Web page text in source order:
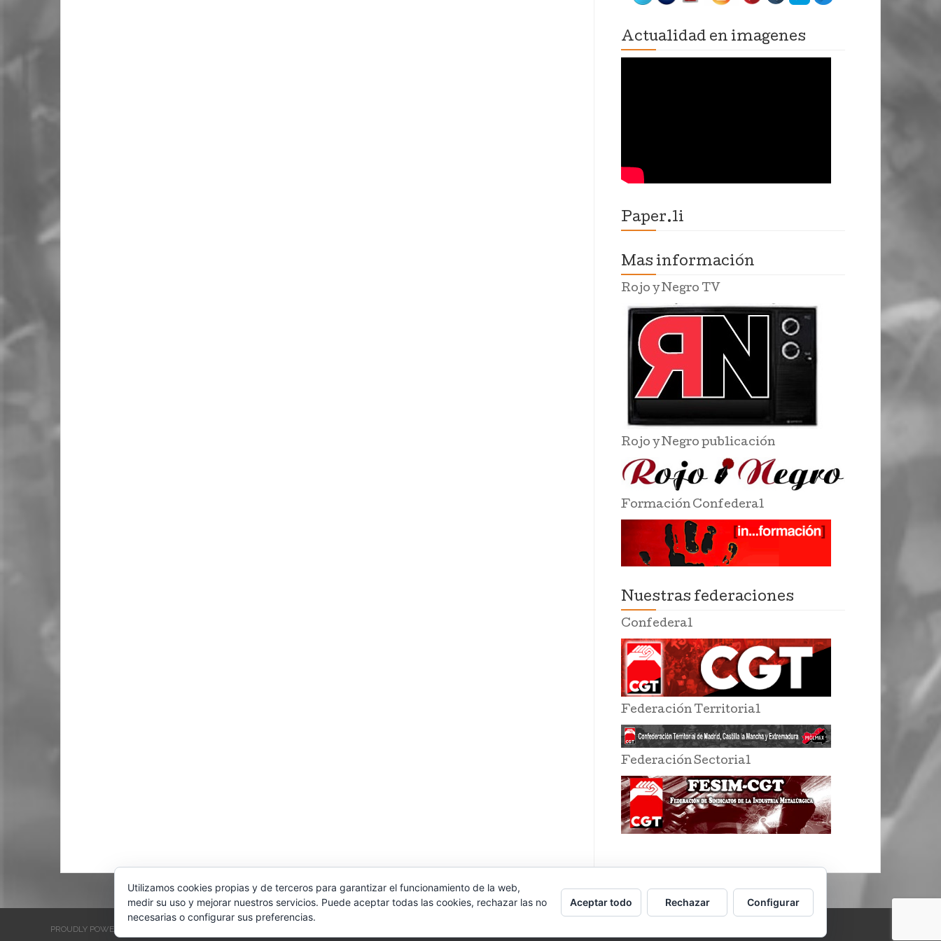
Actualidad en imagenes
Paper.li
Mas información
Rojo y Negro TV
Rojo y Negro publicación
Formación Confederal
Nuestras federaciones
Confederal
Federación Territorial
Federación Sectorial
PROUDLY POWERED BY WORDPRESS
Utilizamos cookies propias y de terceros para garantizar el funcionamiento de la web,
medir su uso y mejorar nuestros servicios. Puede aceptar todas las cookies, rechazar las no
necesarias o configurar sus preferencias.
Aceptar todo Rechazar Configurar